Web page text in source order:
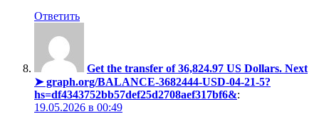
Ответить
Get the transfer of 36,824.97 US Dollars. Next
➤ graph.org/BALANCE-3682444-USD-04-21-5?
hs=df4343752bb57def25d2708aef317bf6&:
19.05.2026 в 00:49